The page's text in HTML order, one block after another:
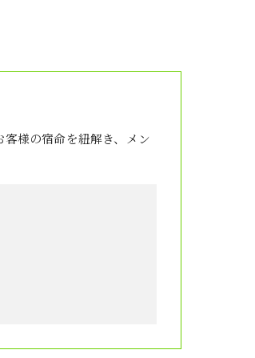
様の宿命を紐解き、メン